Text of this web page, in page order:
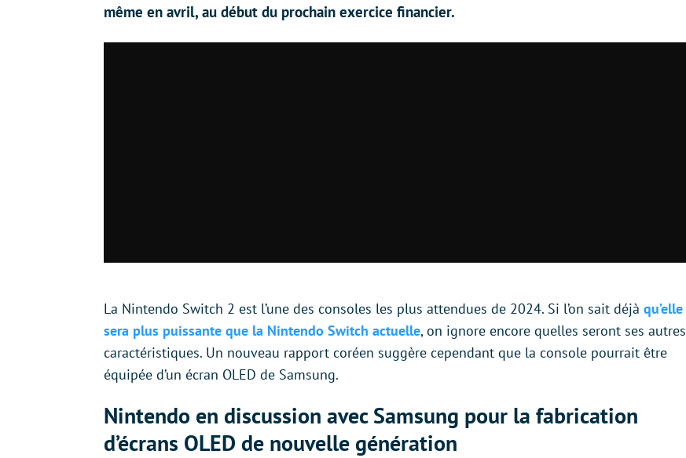
même en avril, au début du prochain exercice financier.
La Nintendo Switch 2 est l’une des consoles les plus attendues de 2024. Si l’on sait déjà qu’elle
sera plus puissante que la Nintendo Switch actuelle, on ignore encore quelles seront ses autres
caractéristiques. Un nouveau rapport coréen suggère cependant que la console pourrait être
équipée d’un écran OLED de Samsung.
Nintendo en discussion avec Samsung pour la fabrication
d’écrans OLED de nouvelle génération